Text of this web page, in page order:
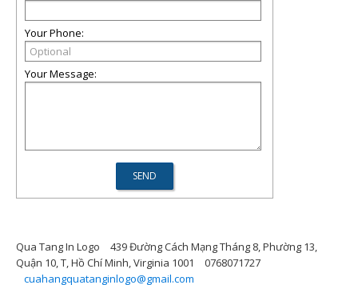
Your Phone:
Your Message:
Qua Tang In Logo
439 Đường Cách Mạng Tháng 8, Phường 13,
Quận 10, T, Hồ Chí Minh, Virginia 1001
0768071727
cuahangquatanginlogo@gmail.com